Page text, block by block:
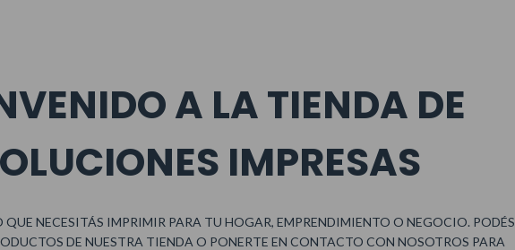
A LA TIENDA DE
IMPRESAS
NECESITÁS IMPRIMIR PARA TU HOGAR, EMPRENDIMIENTO O NEGOCIO. PODÉS
DE NUESTRA TIENDA O PONERTE EN CONTACTO CON NOSOTROS PARA